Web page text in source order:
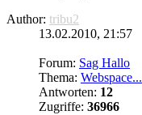
Author: tribu2
13.02.2010, 21:57
Forum: Sag Hallo
Thema: Webspace...
Antworten: 12
Zugriffe: 36966